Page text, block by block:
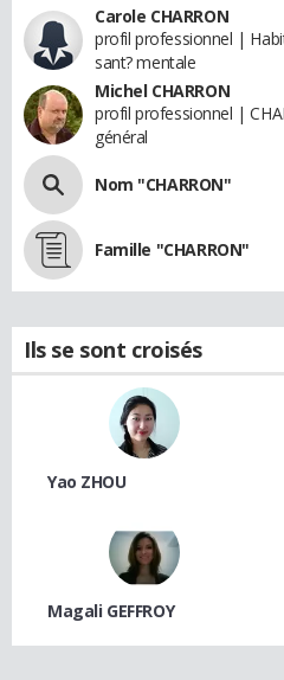
Carole CHARRON
profil professionnel |
sant? mentale
Michel CHARRON
profil professionnel |
général
Nom "CHARRON"
Famille "CHARRON"
Ils se sont croisés
Yao ZHOU
Magali GEFFROY